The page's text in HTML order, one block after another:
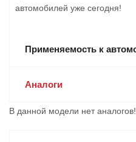
автомобилей уже сегодня!
Применяемость к
Аналоги
В данной модели нет аналогов!